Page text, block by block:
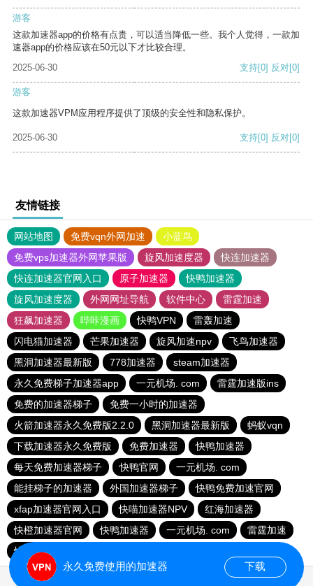
游客
这款加速器app的价格有点贵，可以适当降低一些。我个人觉得，一款加
速器app的价格应该在50元以下才比较合理。
2025-06-30
支持[0] 反对[0]
游客
这款加速器VPM应用程序提供了顶级的安全性和隐私保护。
2025-06-30 支持[0] 反对[0]
友情链接
网站地图 免费vqn外网加速
小蓝鸟
免费vps加速器外网苹果版
旋风加速度器
快连加速器
快连加速器官网入口
原子加速器
快鸭加速器
旋风加速度器
外网网址导航 软件中心
雷霆加速
狂飙加速器
哔咔漫画 快鸭VPN
雷轰加速
闪电猫加速器
芒果加速器 旋风加速npv
飞鸟加速器
黑洞加速器最新版
778加速器
steam加速器
永久免费梯子加速器app
一元机场. com
雷霆加速版ins
免费的加速器梯子
免费一小时的加速器
火箭加速器永久免费版2.2.0
黑洞加速器最新版
蚂蚁vqn
下载加速器永久免费版
免费加速器
快鸭加速器
每天免费加速器梯子
快鸭官网
一元机场. com
能挂梯子的加速器
外国加速器梯子
快鸭免费加速官网
xfap加速器官网入口
快喵加速器NPV
红海加速器
快橙加速器官网
快鸭加速器 一元机场. com
雷霆加速
快喵加速器NPV
永久免费使用的加速器 下载